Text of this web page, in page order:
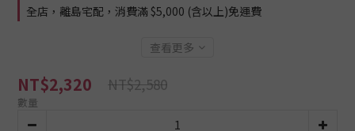
全店，離島宅配，消費滿 $5,000 (含以上)免運費
查看更多
NT$2,320 NT$2,580
數量